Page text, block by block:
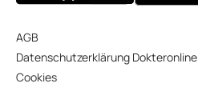
AGB
Datenschutzerklärung Dokteronline
Cookies